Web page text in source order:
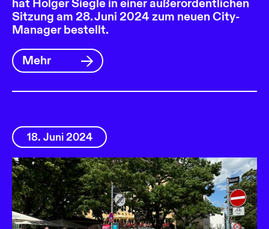
hat Holger Siegle in einer außerordentlichen
Sitzung am 28. Juni 2024 zum neuen City-
Manager bestellt.
Mehr
18. Juni 2024